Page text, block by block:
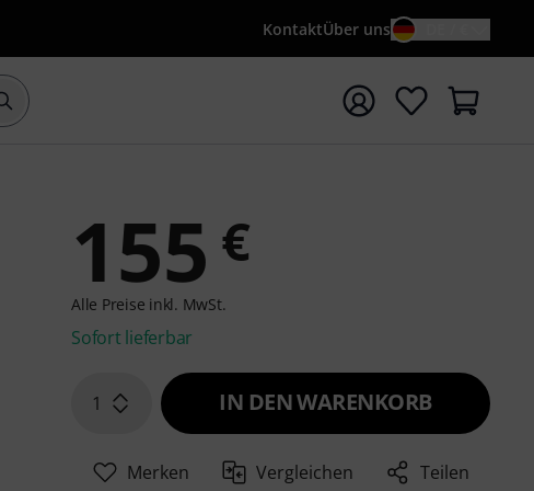
KontaktÜber uns
Suche mit Suchwort {searchTerm} starten
155 €
Alle Preise inkl. MwSt.
Sofort lieferbar
1 IN DEN WARENKORB
Merken Vergleichen Teilen